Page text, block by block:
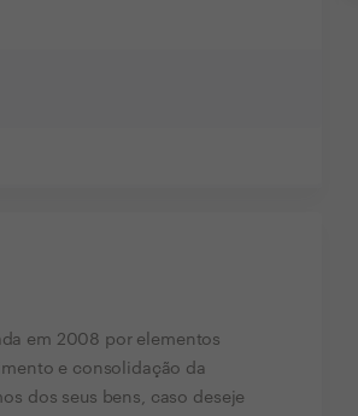
em 2008 por elementos
e consolidação da
dos seus bens, caso deseje